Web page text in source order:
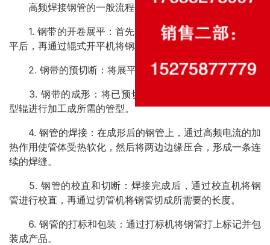
高频焊接钢管的一般流程包括以下几个步骤：
1. 钢带的开卷展平：首先将钢卷送入开卷机，将钢卷展
平后，再通过辊式开平机将钢板展平。
2. 钢带的预切断：将展平后的钢板剪切成一定长度。
3. 钢带的成形：将已预切断好的钢板通过成形机的成
型辊进行加工成所需的管型。
4. 钢管的焊接：在成形后的钢管上，通过高频电流的加
热作用使管体受热软化，然后将两边边缘压合，形成一条连
续的焊缝。
5. 钢管的校直和切断：焊接完成后，通过校直机将钢
管进行校直，再通过切管机将钢管切成所需要的长度。
6. 钢管的打标和包装：通过打标机将钢管打上标记并包
装成产品。